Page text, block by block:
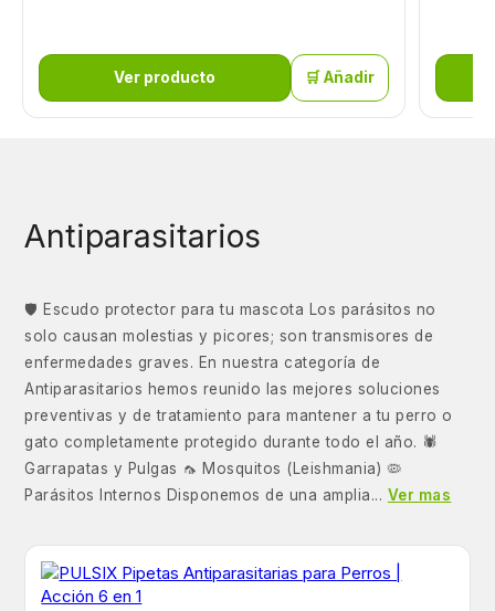
Ver producto 🛒 Añadir
Antiparasitarios
🛡️ Escudo protector para tu mascota Los parásitos no
solo causan molestias y picores; son transmisores de
enfermedades graves. En nuestra categoría de
Antiparasitarios hemos reunido las mejores soluciones
preventivas y de tratamiento para mantener a tu perro o
gato completamente protegido durante todo el año. 🕷️
Garrapatas y Pulgas 🦟 Mosquitos (Leishmania) 🦠
Parásitos Internos Disponemos de una amplia... Ver mas